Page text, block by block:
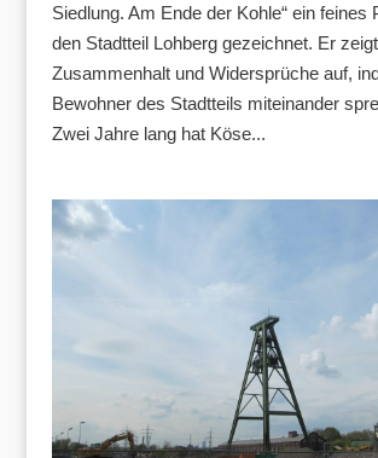
Siedlung. Am Ende der Kohle“ ein feines
den Stadtteil Lohberg gezeichnet. Er zeigt
Zusammenhalt und Widersprüche auf,
Bewohner des Stadtteils miteinander
Zwei Jahre lang hat Köse...